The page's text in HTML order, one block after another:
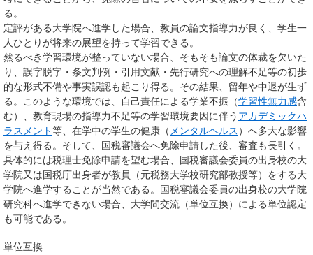
る。
定評がある大学院へ進学した場合、教員の論文指導力が良く、学生一
人ひとりが将来の展望を持って学習できる。
然るべき学習環境が整っていない場合、そもそも論文の体裁を欠いた
り、誤字脱字・条文判例・引用文献・先行研究への理解不足等の初歩
的な形式不備や事実誤認も起こり得る。その結果、留年や中退が生ず
る。このような環境では、自己責任による学業不振（学習性無力感含
む）、教育現場の指導力不足等の学習環境要因に伴う アカデミックハ
ラスメント等、在学中の学生の健康（ メンタルヘルス ）へ多大な影響
を与え得る。そして、国税審議会へ免除申請した後、審査も長引く。
具体的には税理士免除申請を望む場合、国税審議会委員の出身校の大
学院又は国税庁出身者が教員（元税務大学校研究部教授等）をする大
学院へ進学することが当然である。国税審議会委員の出身校の大学院
研究科へ進学できない場合、大学間交流（単位互換）による単位認定
も可能である。
単位互換